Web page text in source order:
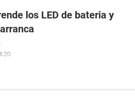
los LED de bateria y